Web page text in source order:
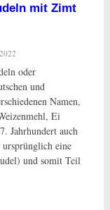
mit Zimt
oder
und
Namen,
Ei
Jahrhundert auch
eine
und somit Teil